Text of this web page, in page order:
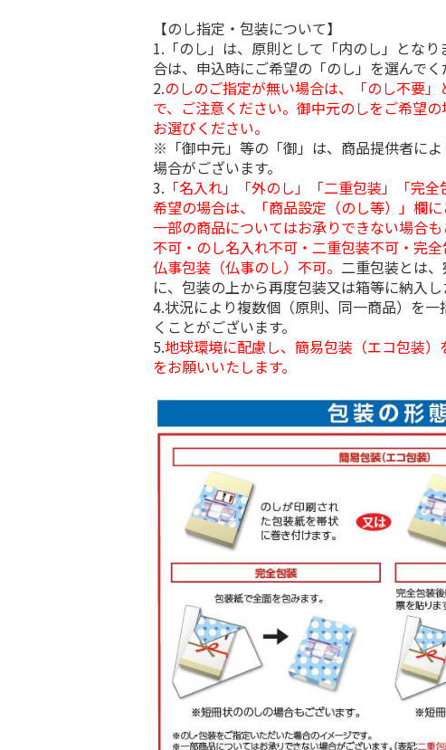
【のし指定・包装について】
1.「のし」は、原則として「内のし」とな
合は、申込時にご希望の「のし」を選んでく
2.のしのご指定が無い場合は、「のし不要
で、ご注意ください。御中元のしをご希望
お選びください。
※「御中元」等の「御」は、商品提供者に
場合がございます。
3. 「名入れ」「外のし」「二重包装」「完
希望の場合は、「商品設定（のし等）」欄に
一部の商品についてはお承りできない場合も
不可・のし名入れ不可・二重包装不可・完
仏事包装（仏事のし）不可。 二重包装とは
に、包装の上から再度包装又は箱等に納入し
4.状況により複数個（原則、同一商品）を
くことがございます。
5.地球環境に配慮し、簡易包装（エコ包装）
をお願いいたします。